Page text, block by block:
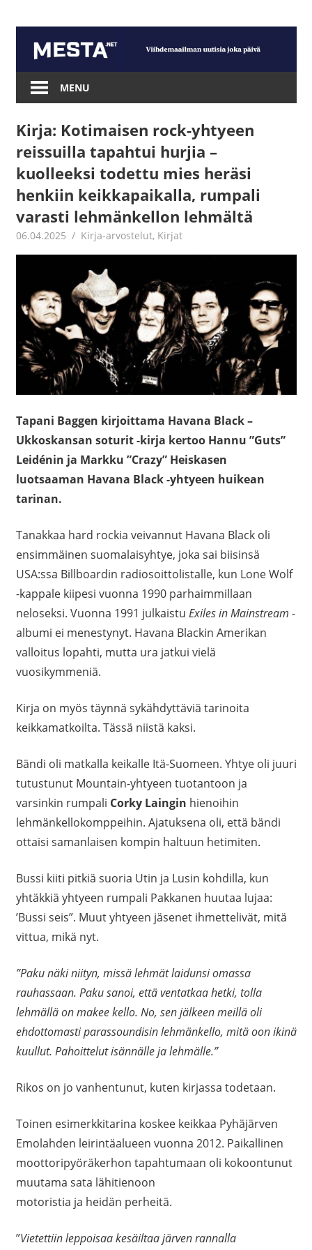
content
Mesta.net
MENU
Kirja: Kotimaisen rock-yhtyeen
reissuilla tapahtui hurjia –
kuolleeksi todettu mies heräsi
henkiin keikkapaikalla, rumpali
varasti lehmänkellon lehmältä
06.04.2025 Jouni Hirn
Kirja-arvostelut, Kirjat
Tapani Baggen kirjoittama Havana Black –
Ukkoskansan soturit -kirja kertoo Hannu ”Guts”
Leidénin ja Markku ”Crazy” Heiskasen
luotsaaman Havana Black -yhtyeen huikean
tarinan.
Tanakkaa hard rockia veivannut Havana Black oli
ensimmäinen suomalaisyhtye, joka sai biisinsä
USA:ssa Billboardin radiosoittolistalle, kun Lone Wolf
-kappale kiipesi vuonna 1990 parhaimmillaan
neloseksi. Vuonna 1991 julkaistu Exiles in Mainstream -
albumi ei menestynyt. Havana Blackin Amerikan
valloitus lopahti, mutta ura jatkui vielä
vuosikymmeniä.
Kirja on myös täynnä sykähdyttäviä tarinoita
keikkamatkoilta. Tässä niistä kaksi.
Bändi oli matkalla keikalle Itä-Suomeen. Yhtye oli juuri
tutustunut Mountain-yhtyeen tuotantoon ja
varsinkin rumpali Corky Laingin hienoihin
lehmänkellokomppeihin. Ajatuksena oli, että bändi
ottaisi samanlaisen kompin haltuun hetimiten.
Bussi kiiti pitkiä suoria Utin ja Lusin kohdilla, kun
yhtäkkiä yhtyeen rumpali Pakkanen huutaa lujaa:
’Bussi seis”. Muut yhtyeen jäsenet ihmettelivät, mitä
vittua, mikä nyt.
”Paku näki niityn, missä lehmät laidunsi omassa
rauhassaan. Paku sanoi, että ventatkaa hetki, tolla
lehmällä on makee kello. No, sen jälkeen meillä oli
ehdottomasti parassoundisin lehmänkello, mitä oon ikinä
kuullut. Pahoittelut isännälle ja lehmälle.”
Rikos on jo vanhentunut, kuten kirjassa todetaan.
Toinen esimerkkitarina koskee keikkaa Pyhäjärven
Emolahden leirintäalueen vuonna 2012. Paikallinen
moottoripyöräkerhon tapahtumaan oli kokoontunut
muutama sata lähitienoon
motoristia ja heidän perheitä.
”Vietettiin leppoisaa kesäiltaa järven rannalla